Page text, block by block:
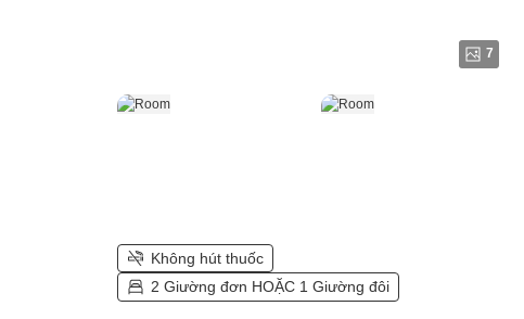
7
Không hút thuốc
2 Giường đơn HOẶC 1 Giường đôi